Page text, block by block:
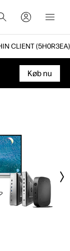
CLIENT (5H0R3EA)
Tilbehør
Køb nu